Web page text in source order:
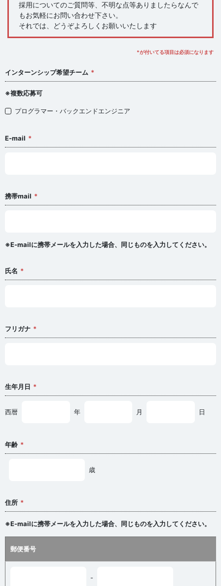
採用についてのご質問等、不明な点等ありましたらなんで
もお気軽にお問い合わせ下さい。
それでは、どうぞよろしくお願いいたします
*が付いてる項目は必須になります
インターンシップ希望チーム
※複数応募可
プログラマー・バックエンドエンジニア
E-mail
携帯mail
※E-mailに携帯メールを入力した場合、同じものを入力してください。
氏名
フリガナ
生年月日
西暦 年 月 日
年齢
歳
住所
※E-mailに携帯メールを入力した場合、同じものを入力してください。
郵便番号
-